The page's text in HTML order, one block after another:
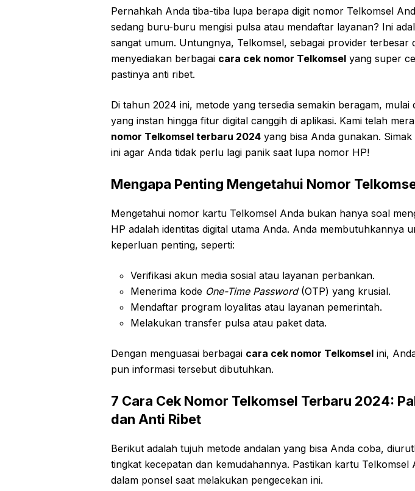
Pernahkah Anda tiba-tiba lupa berapa digit nomor Telkomsel
sedang buru-buru mengisi pulsa atau mendaftar layanan? Ini
sangat umum. Untungnya, Telkomsel, sebagai provider terbesar
menyediakan berbagai cara cek nomor Telkomsel yang super
pastinya anti ribet.
Di tahun 2024 ini, metode yang tersedia semakin beragam, mulai
yang instan hingga fitur digital canggih di aplikasi. Kami telah
nomor Telkomsel terbaru 2024 yang bisa Anda gunakan.
ini agar Anda tidak perlu lagi panik saat lupa nomor HP!
Mengapa Penting Mengetahui Nomor
Mengetahui nomor kartu Telkomsel Anda bukan hanya soal
HP adalah identitas digital utama Anda. Anda membutuhkannya
keperluan penting, seperti:
Verifikasi akun media sosial atau layanan perbankan.
Menerima kode One-Time Password(OTP) yang krusial.
Mendaftar program loyalitas atau layanan pemerintah.
Melakukan transfer pulsa atau paket data.
Dengan menguasai berbagai cara cek nomor Telkomsel ini,
pun informasi tersebut dibutuhkan.
7 Cara Cek Nomor Telkomsel Terbaru 2024:
dan Anti Ribet
Berikut adalah tujuh metode andalan yang bisa Anda coba,
tingkat kecepatan dan kemudahannya. Pastikan kartu Telkomsel
dalam ponsel saat melakukan pengecekan ini.